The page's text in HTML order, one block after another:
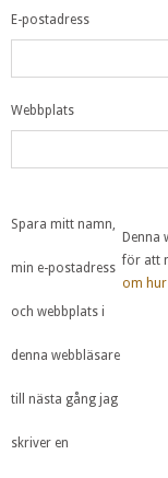
E-postadress
Webbplats
Spara mitt namn,
min e-postadress
och webbplats i
denna webbläsare
till nästa gång jag
skriver en
Denna
för att
om